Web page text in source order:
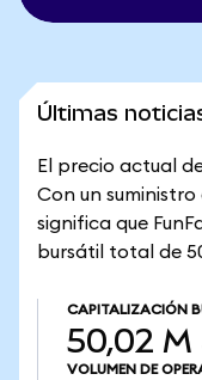
Últimas
El precio actual
Con un suministro
significa que
bursátil total de
CAPITALIZACIÓN
50,02 M
VOLUMEN DE